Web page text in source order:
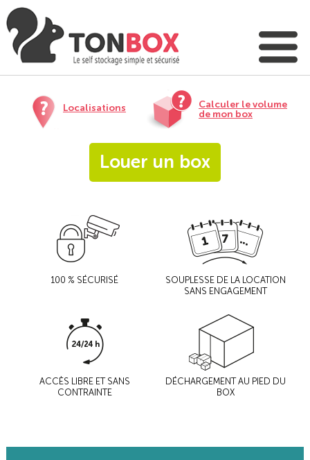
Localisations
Louer un box
Calculer le volume
de mon box
100 % SÉCURISÉ
SOUPLESSE DE LA LOCATION
SANS ENGAGEMENT
ACCÈS LIBRE ET SANS
CONTRAINTE
DÉCHARGEMENT AU PIED DU
BOX